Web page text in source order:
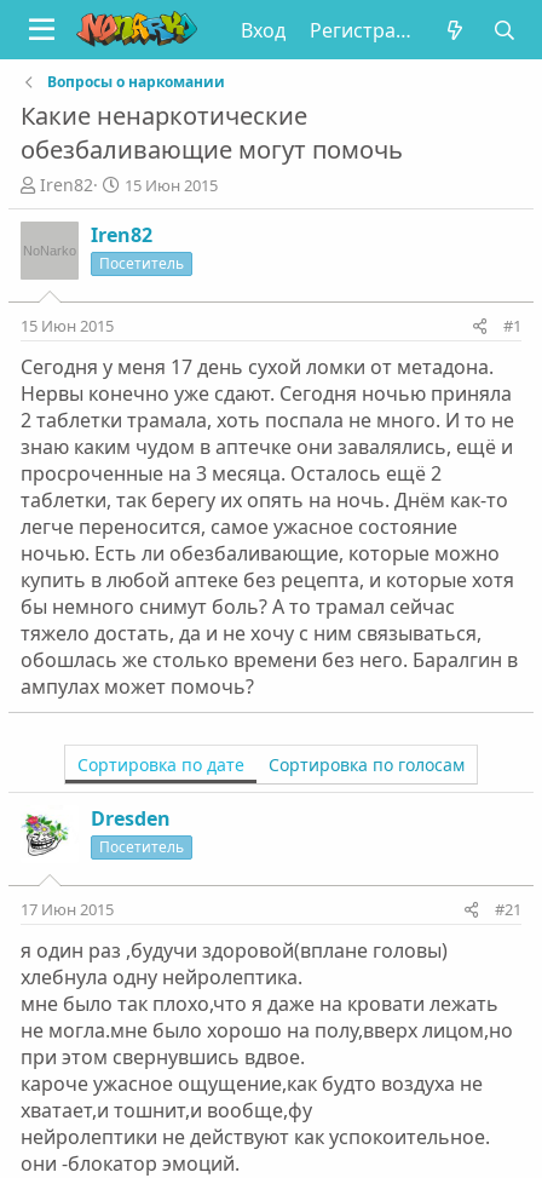
Вход Регистрация
Вопросы о наркомании
Какие ненаркотические
обезбаливающие могут помочь
А
в
т
о
р
т
е
ы
Iren82
Д
а
т
а
н
а
л
а
15 Июн 2015
Iren82
Посетитель
15 Июн 2015 #1
Сегодня у меня 17 день сухой ломки от метадона.
Нервы конечно уже сдают. Сегодня ночью приняла
2 таблетки трамала, хоть поспала не много. И то не
знаю каким чудом в аптечке они завалялись, ещё и
просроченные на 3 месяца. Осталось ещё 2
таблетки, так берегу их опять на ночь. Днём как-то
легче переносится, самое ужасное состояние
ночью. Есть ли обезбаливающие, которые можно
купить в любой аптеке без рецепта, и которые хотя
бы немного снимут боль? А то трамал сейчас
тяжело достать, да и не хочу с ним связываться,
обошлась же столько времени без него. Баралгин в
ампулах может помочь?
Сортировка по дате Сортировка по голосам
Dresden
Посетитель
17 Июн 2015 #21
я один раз ,будучи здоровой(вплане головы)
хлебнула одну нейролептика.
мне было так плохо,что я даже на кровати лежать
не могла.мне было хорошо на полу,вверх лицом,но
при этом свернувшись вдвое.
кароче ужасное ощущение,как будто воздуха не
хватает,и тошнит,и вообще,фу
нейролептики не действуют как успокоительное.
они -блокатор эмоций.